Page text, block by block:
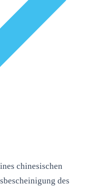
chinesischen
des